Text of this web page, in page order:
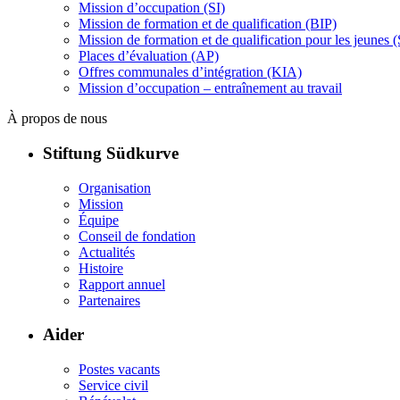
Mission d’occupation (SI)
Mission de formation et de qualification (BIP)
Mission de formation et de qualification pour les jeunes
Places d’évaluation (AP)
Offres communales d’intégration (KIA)
Mission d’occupation – entraînement au travail
À propos de nous
Stiftung Südkurve
Organisation
Mission
Équipe
Conseil de fondation
Actualités
Histoire
Rapport annuel
Partenaires
Aider
Postes vacants
Service civil